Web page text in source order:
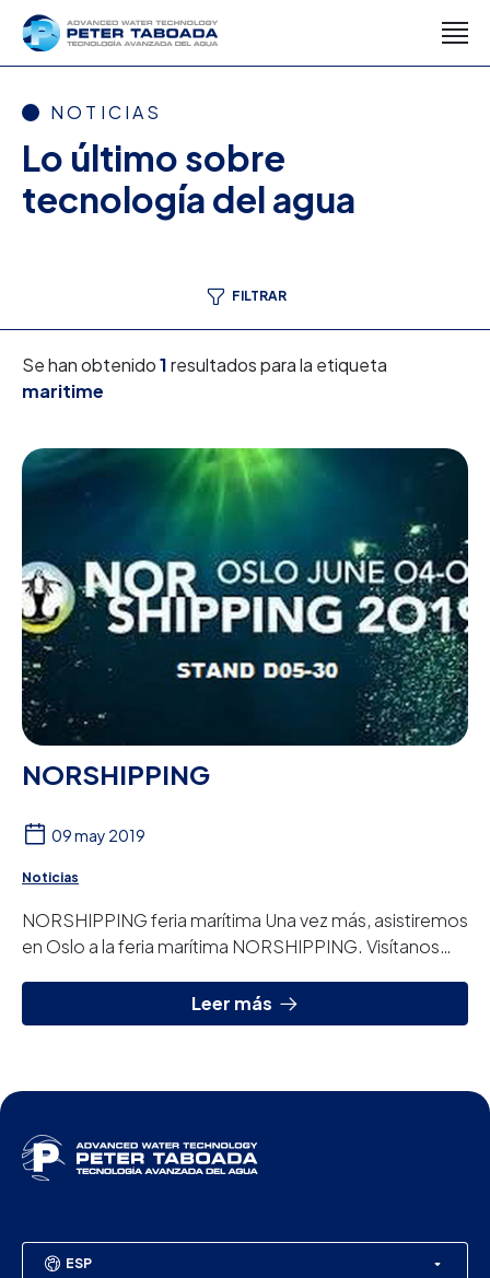
NOTICIAS
Lo último sobre
tecnología del agua
FILTRAR
Se han obtenido1resultados para la etiqueta
maritime
NORSHIPPING
09 may 2019
Noticias
NORSHIPPING feria marítima Una vez más, asistiremos
en Oslo a la feria marítima NORSHIPPING. Visítanos
Leer más
ESP